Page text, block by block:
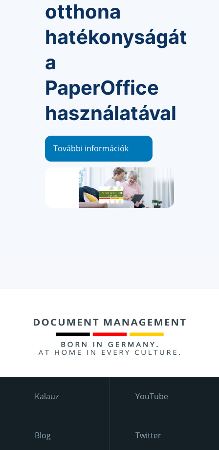
otthona
hatékonyságát
a
PaperOffice
használatával
További információk
Kalauz YouTube
Blog Twitter